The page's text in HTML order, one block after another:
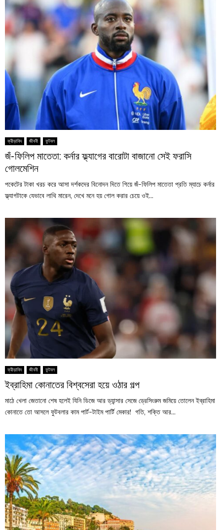
ক্রীড়াবিদ জীবনী ফুটবল
জঁ-ফিলিপ মাতেতা: কর্নার ফ্ল্যাগের বারোটা বাজানো সেই ফরাসি
গোলমেশিন
পকেটের টাকা খরচ করে আসা দর্শকদের বিনোদন দিতে গিয়ে জঁ-ফিলিপ মাতেতা প্রতি ম্যাচে কর্নার
ফ্ল্যাগটাকে যেভাবে লাথি মারেন, দেখে মনে হয় গোল করার চেয়ে ওই...
ক্রীড়াবিদ জীবনী ফুটবল
ইব্রাহিমা কোনাতের বিশ্বসেরা হয়ে ওঠার গল্প
মাঠে খেলা জেতানো শেষ হলেই যিনি ডিজে আর ড্যান্সার সেজে ড্রেসিংরুম জমিয়ে তোলেন ইব্রাহিমা
কোনাতে তো আসলে ফুটবলার কাম পার্ট-টাইম পার্টি মেকার! গতি, শক্তি আর...